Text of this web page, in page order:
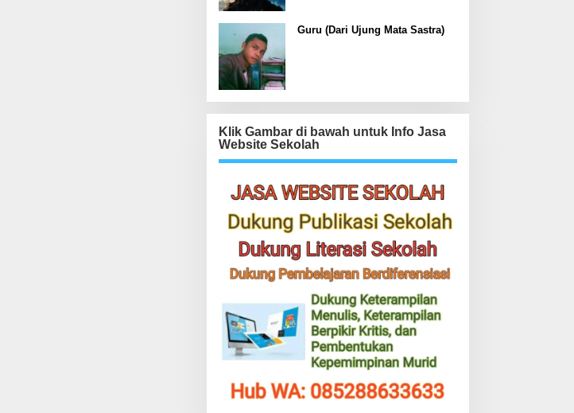
Guru (Dari Ujung Mata Sastra)
Klik Gambar di bawah untuk Info Jasa
Website Sekolah